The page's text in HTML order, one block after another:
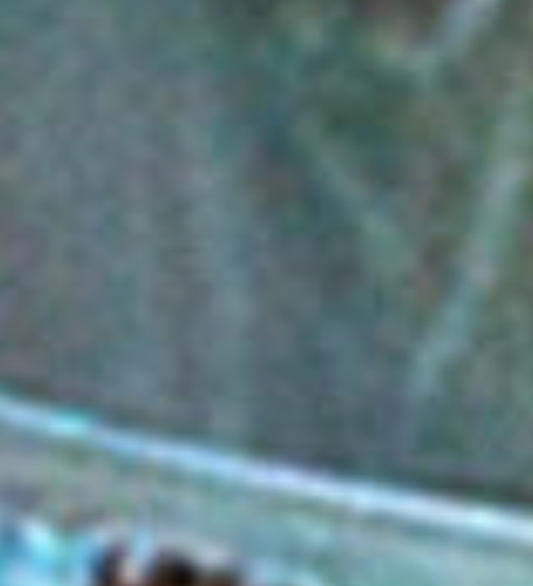
entspanntes Album abzuliefern, wenn doch die Umstände
alles andere als leicht zu sein scheinen. Waldeck hierzu
lapidar: „Leichtigkeit beim Zuhörer herzustellen ist meist
Die Feature-Liste wird von Ferrara angeführt, aber auch
Langzeit Wehgefährtin und Soul-Legende Joy Malcolm ist
wieder dabei, unter anderem mit dem Northern Soul Smash
Hit „Keep My Fire Burning“ sowie der in Wien lebende Big
John Whitfield bei „Bring My Baby Back Home“.
Waldeck’s musikalische Einflüsse für dieses Album reichen
von Henry Mancini, John Barry, Wes Montgomery, Fats
Waller, Lalo Schiffrin bis hin zu Dave Brubeck. Spielte bei